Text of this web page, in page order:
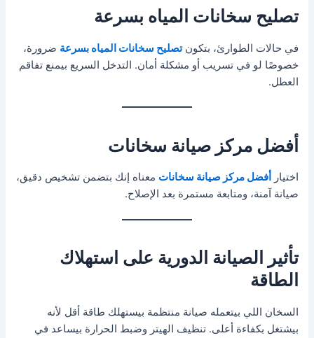
تصليح سخانات المياه بسرعة
في حالات الطوارئ، بتكونتصليح سخانات المياه بسرعة ضرورة،
خصوصًا لو في تسريب أو مشكلة أمان. التدخل السريع بيمنع تفاقم
العطل.
أفضل مركز صيانة سخانات
اختيار أفضل مركز صيانة سخانات معناه إنك بتضمن تشخيص دقيق،
صيانة آمنة، ومتابعة مستمرة بعد الإصلاح.
تأثير الصيانة الدورية على استهلاك
الطاقة
السخان اللي بيتعمله صيانة منتظمة بيستهلك طاقة أقل لأنه
بيشتغل بكفاءة أعلى. تنظيف الهيتر وضبط الحرارة بيساعد في